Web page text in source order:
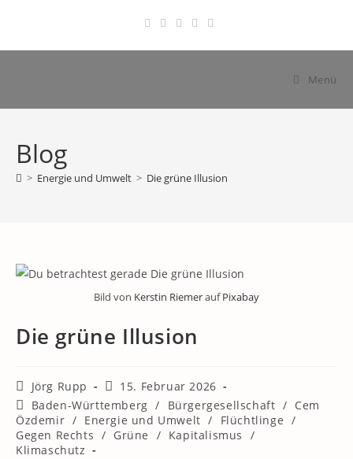
springen
Menü
Blog
> Energie und Umwelt > Die grüne Illusion
Bild von Kerstin RiemeraufPixabay
Die grüne Illusion
Beitrags-
Autor:
Jörg Rupp
Beitrag
veröffentlicht:
15. Februar 2026
Beitrags-
Kategorie:
Baden-Württemberg / Bürgergesellschaft / Cem
Özdemir / Energie und Umwelt / Flüchtlinge /
Gegen Rechts / Grüne / Kapitalismus
/
Klimaschutz